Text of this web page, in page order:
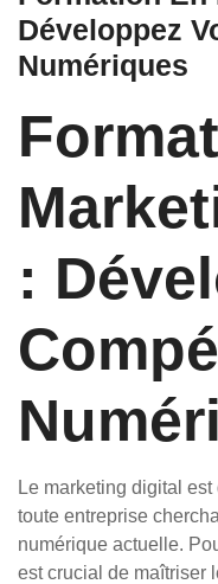
Développez
Numériques
:
Le marketing digital
toute entreprise
numérique actuelle.
est crucial de maîtriser